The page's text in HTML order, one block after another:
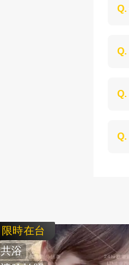
Q.
Q.
Q.
Q.
限時在台
共浴